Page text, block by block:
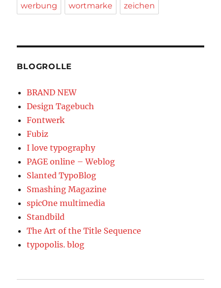
werbung wortmarke zeichen
BLOGROLLE
BRAND NEW
Design Tagebuch
Fontwerk
Fubiz
I love typography
PAGE online – Weblog
Slanted TypoBlog
Smashing Magazine
spicOne multimedia
Standbild
The Art of the Title Sequence
typopolis. blog